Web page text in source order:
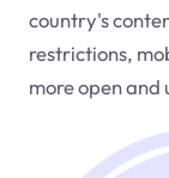
country's
restrictions,
more open